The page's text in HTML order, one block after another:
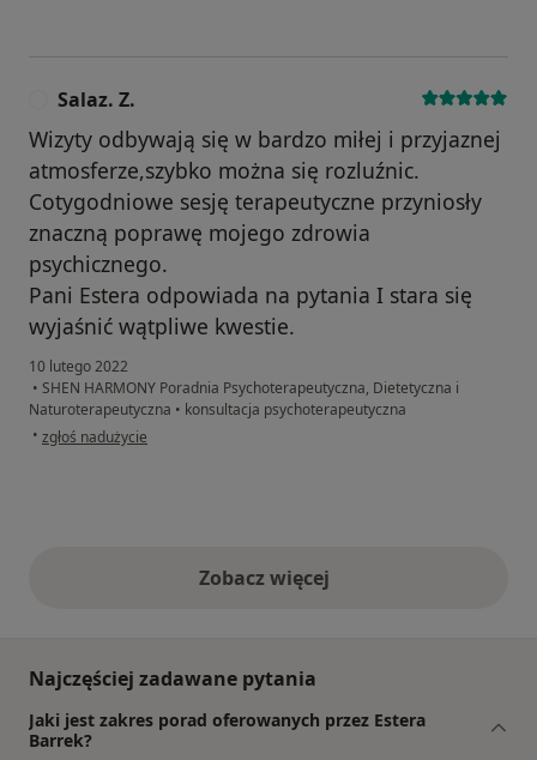
Salaz. Z.
Wizyty odbywają się w bardzo miłej i przyjaznej
atmosferze,szybko można się rozluźnic.
Cotygodniowe sesję terapeutyczne przyniosły
znaczną poprawę mojego zdrowia
psychicznego.
Pani Estera odpowiada na pytania I stara się
wyjaśnić wątpliwe kwestie.
10 lutego 2022
• SHEN HARMONY Poradnia Psychoterapeutyczna, Dietetyczna i
Naturoterapeutyczna • konsultacja psychoterapeutyczna
• w opinii użytkownika Salaz. Z.
zgłoś nadużycie
Zobacz więcejopinie powyżej
Najczęściej zadawane pytania
Jaki jest zakres porad oferowanych przez Estera
Barrek?